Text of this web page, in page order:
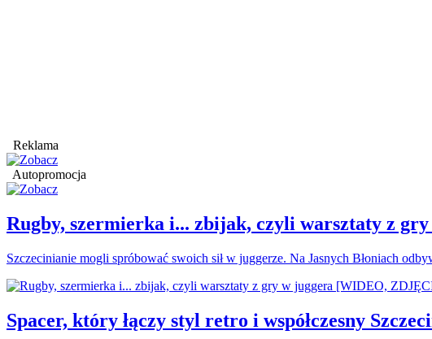
Reklama
Autopromocja
Rugby, szermierka i... zbijak, czyli warsztaty z
Szczecinianie mogli spróbować swoich sił w juggerze. Na Jasnych Błoniach
Spacer, który łączy styl retro i współczesny